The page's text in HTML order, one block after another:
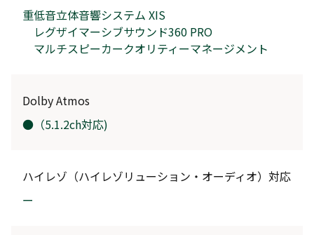
重低音立体音響システム XIS
レグザイマーシブサウンド360 PRO
マルチスピーカークオリティーマネージメント
Dolby Atmos
●（5.1.2ch対応)
ハイレゾ（ハイレゾリューション・オーディオ）対応
ー